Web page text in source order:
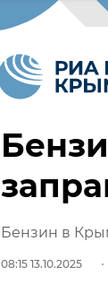
Бензин в
08:15 13.10.2025